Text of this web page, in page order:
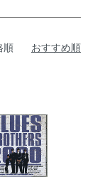
順 おすすめ順